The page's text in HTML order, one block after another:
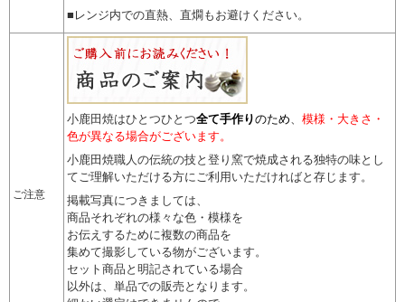
■レンジ内での直熱、直燗もお避けください。
ご注意
小鹿田焼はひとつひとつ全て手作りのため
模様・大きさ・
色が異なる場合がございます。
小鹿田焼職人の伝統の技と登り窯で焼成される独特の味とし
てご理解いただける方にご利用いただければと存じます。
掲載写真につきましては、
商品それぞれの様々な色・模様を
お伝えするために複数の商品を
集めて撮影している物がございます。
セット商品と明記されている場合
以外は、単品での販売となります。